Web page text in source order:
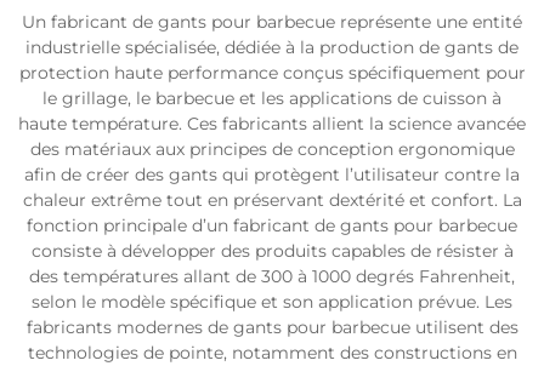
Un fabricant de gants pour barbecue représente une entité
industrielle spécialisée, dédiée à la production de gants de
protection haute performance conçus spécifiquement pour
le grillage, le barbecue et les applications de cuisson à
haute température. Ces fabricants allient la science avancée
des matériaux aux principes de conception ergonomique
afin de créer des gants qui protègent l’utilisateur contre la
chaleur extrême tout en préservant dextérité et confort. La
fonction principale d’un fabricant de gants pour barbecue
consiste à développer des produits capables de résister à
des températures allant de 300 à 1000 degrés Fahrenheit,
selon le modèle spécifique et son application prévue. Les
fabricants modernes de gants pour barbecue utilisent des
technologies de pointe, notamment des constructions en